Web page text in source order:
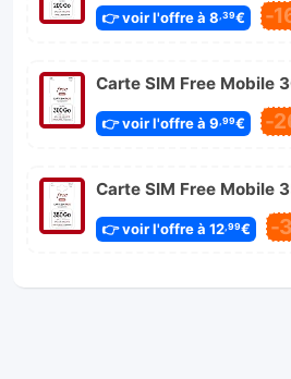
👉 voir l'offre à 8 ,39€ -
Carte SIM Free Mobile
👉 voir l'offre à 9 ,99€ -
Carte SIM Free Mobile
👉 voir l'offre à 12,99€ -